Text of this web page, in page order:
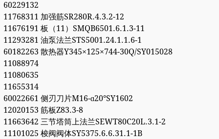
60229132
11768311 加强筋SR280R.4.3.2-12
11676191 板（11）SMQB6501.6.1.3-11
11293281 油泵法兰STS5001.24.1.1.6-1
60182263 散热器Y345×125×744-30Q/SY015028
11088974
11080635
11655314
60022661 侧刃刀片M16-ɑ20°SY1602
12020153 筋板Z83.3-8
11663642 三节塔筒上法兰SEWT80C20L.3.1-2
11101025 梭阀阀体SY5375.6.6.31.1-1B